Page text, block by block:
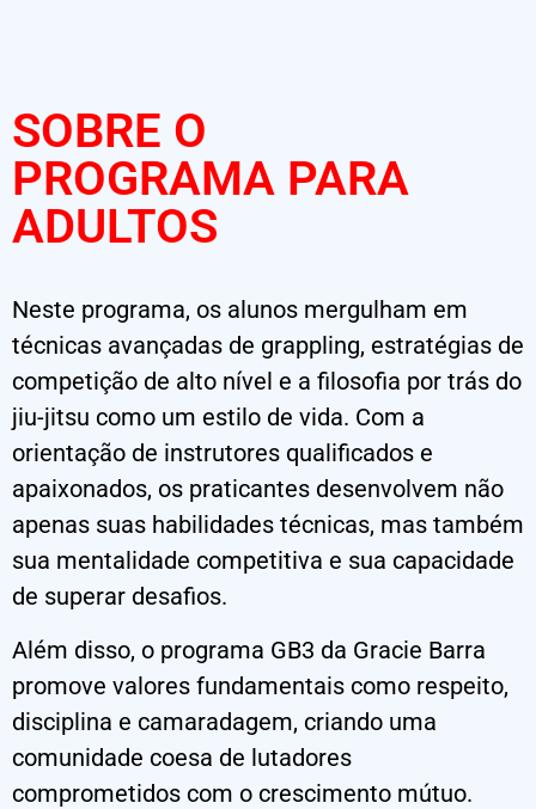
SOBRE O
PROGRAMA PARA
ADULTOS
Neste programa, os alunos mergulham em
técnicas avançadas de grappling, estratégias de
competição de alto nível e a filosofia por trás do
jiu-jitsu como um estilo de vida. Com a
orientação de instrutores qualificados e
apaixonados, os praticantes desenvolvem não
apenas suas habilidades técnicas, mas também
sua mentalidade competitiva e sua capacidade
de superar desafios.
Além disso, o programa GB3 da Gracie Barra
promove valores fundamentais como respeito,
disciplina e camaradagem, criando uma
comunidade coesa de lutadores
comprometidos com o crescimento mútuo.